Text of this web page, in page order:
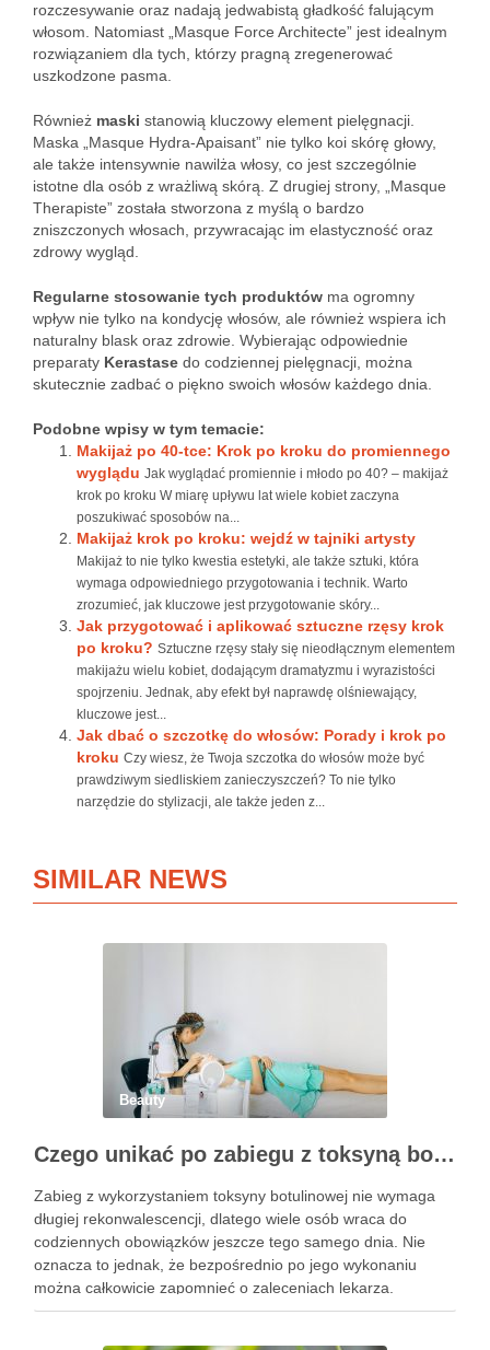
rozczesywanie oraz nadają jedwabistą gładkość falującym
włosom. Natomiast „Masque Force Architecte” jest idealnym
rozwiązaniem dla tych, którzy pragną zregenerować
uszkodzone pasma.
Również maski stanowią kluczowy element pielęgnacji.
Maska „Masque Hydra-Apaisant” nie tylko koi skórę głowy,
ale także intensywnie nawilża włosy, co jest szczególnie
istotne dla osób z wrażliwą skórą. Z drugiej strony, „Masque
Therapiste” została stworzona z myślą o bardzo
zniszczonych włosach, przywracając im elastyczność oraz
zdrowy wygląd.
Regularne stosowanie tych produktów ma ogromny
wpływ nie tylko na kondycję włosów, ale również wspiera ich
naturalny blask oraz zdrowie. Wybierając odpowiednie
preparaty Kerastase do codziennej pielęgnacji, można
skutecznie zadbać o piękno swoich włosów każdego dnia.
Podobne wpisy w tym temacie:
Makijaż po 40-tce: Krok po kroku do promiennego
wyglądu Jak wyglądać promiennie i młodo po 40? – makijaż
krok po kroku W miarę upływu lat wiele kobiet zaczyna
poszukiwać sposobów na...
Makijaż krok po kroku: wejdź w tajniki artysty
Makijaż to nie tylko kwestia estetyki, ale także sztuki, która
wymaga odpowiedniego przygotowania i technik. Warto
zrozumieć, jak kluczowe jest przygotowanie skóry...
Jak przygotować i aplikować sztuczne rzęsy krok
po kroku? Sztuczne rzęsy stały się nieodłącznym elementem
makijażu wielu kobiet, dodającym dramatyzmu i wyrazistości
spojrzeniu. Jednak, aby efekt był naprawdę olśniewający,
kluczowe jest...
Jak dbać o szczotkę do włosów: Porady i krok po
kroku Czy wiesz, że Twoja szczotka do włosów może być
prawdziwym siedliskiem zanieczyszczeń? To nie tylko
narzędzie do stylizacji, ale także jeden z...
SIMILAR NEWS
Beauty
Czego unikać po zabiegu z toksyną botulinową?
Zabieg z wykorzystaniem toksyny botulinowej nie wymaga
długiej rekonwalescencji, dlatego wiele osób wraca do
codziennych obowiązków jeszcze tego samego dnia. Nie
oznacza to jednak, że bezpośrednio po jego wykonaniu
można całkowicie zapomnieć o zaleceniach lekarza.
Pierwsze godziny i dni po zabiegu mają znaczenie dla